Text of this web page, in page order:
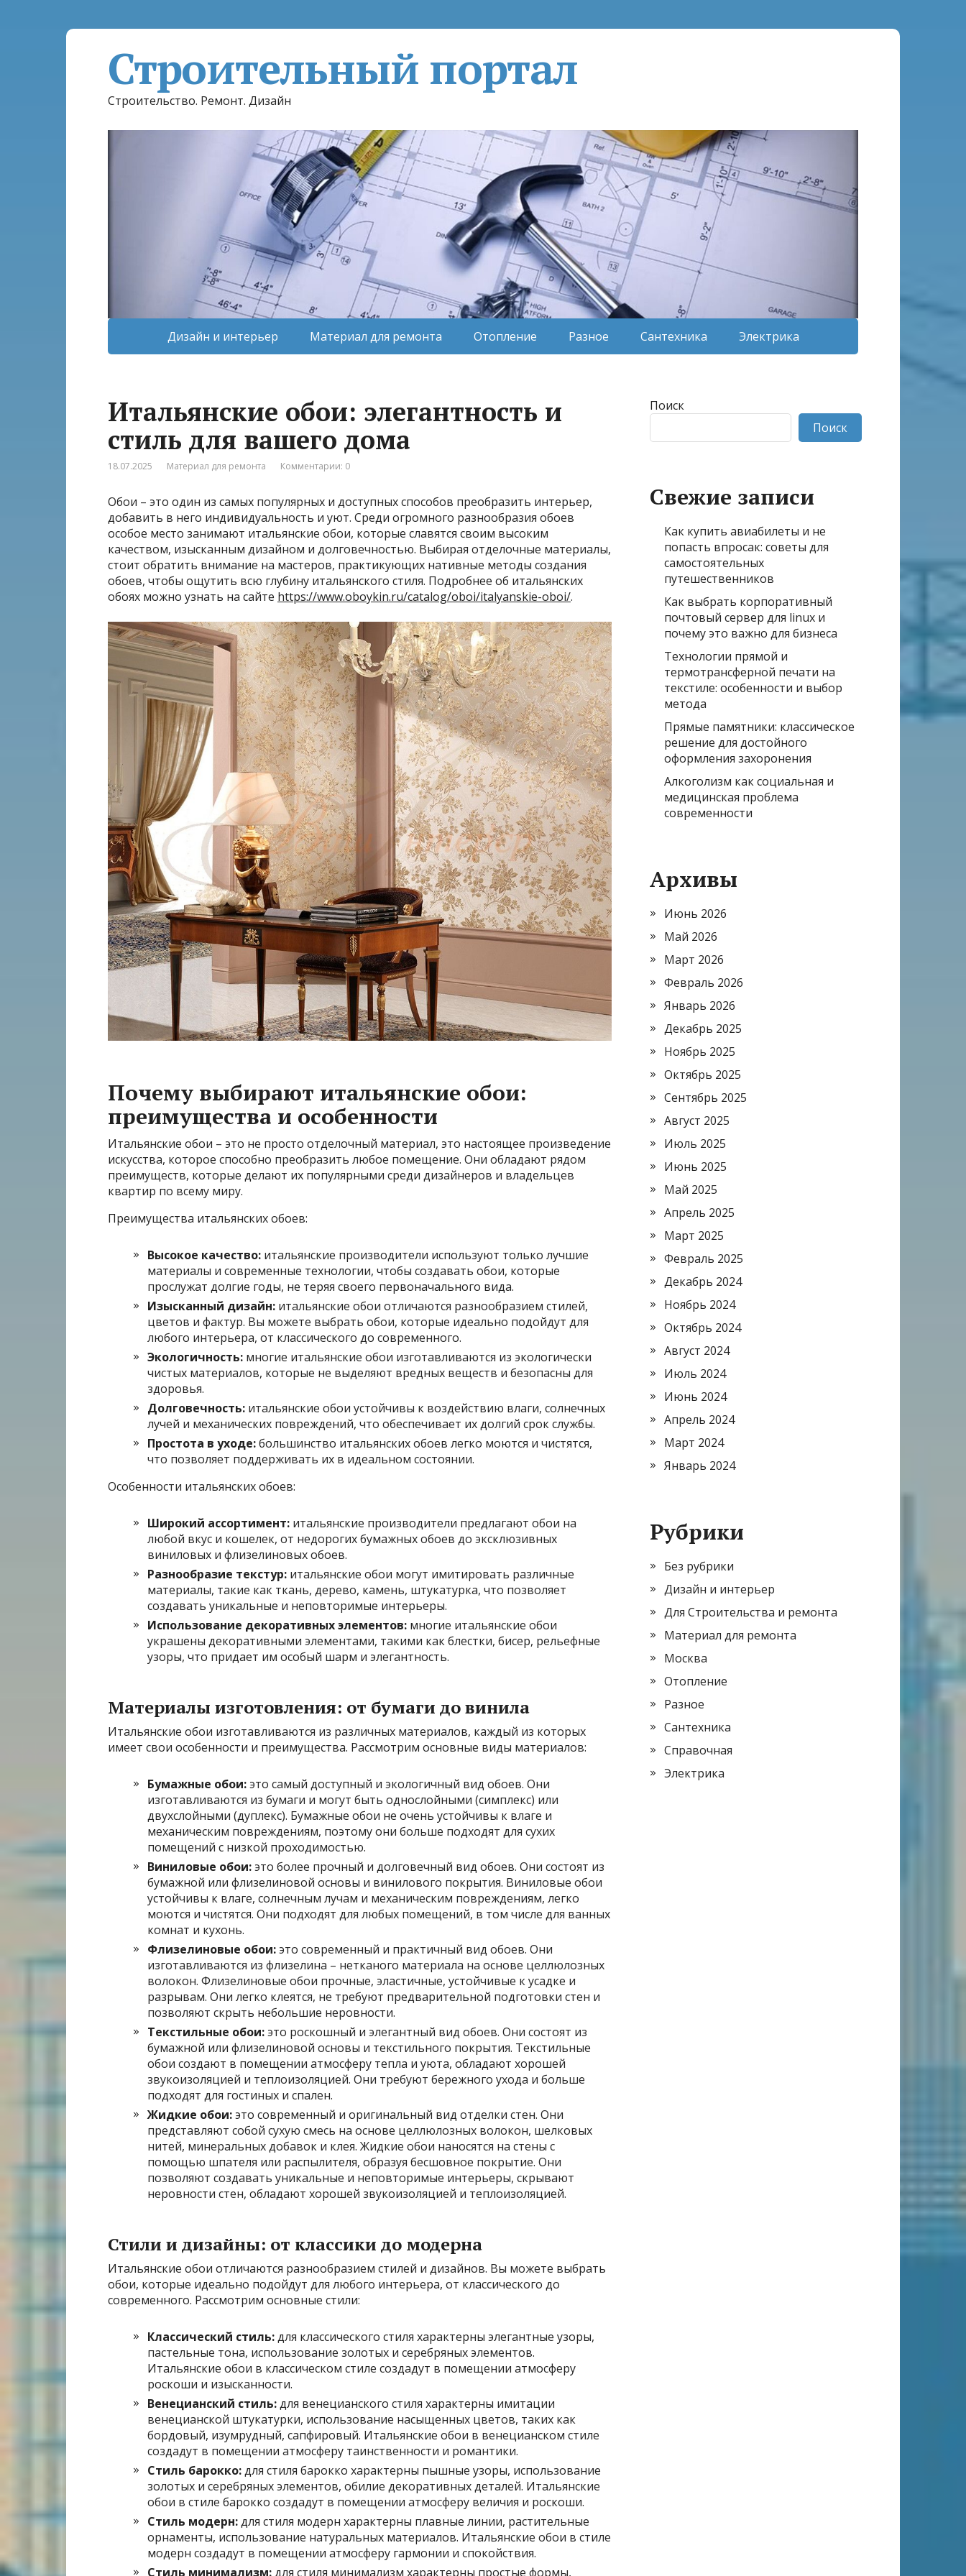
Строительный портал
Строительство. Ремонт. Дизайн
Дизайн и интерьер Материал для ремонта Отопление Разное Сантехника Электрика
Итальянские обои: элегантность и
стиль для вашего дома
18.07.2025 Материал для ремонта Комментарии: 0
Обои – это один из самых популярных и доступных способов преобразить интерьер,
добавить в него индивидуальность и уют. Среди огромного разнообразия обоев
особое место занимают итальянские обои, которые славятся своим высоким
качеством, изысканным дизайном и долговечностью. Выбирая отделочные материалы,
стоит обратить внимание на мастеров, практикующих нативные методы создания
обоев, чтобы ощутить всю глубину итальянского стиля. Подробнее об итальянских
обоях можно узнать на сайте https://www.oboykin.ru/catalog/oboi/italyanskie-oboi/.
Почему выбирают итальянские обои:
преимущества и особенности
Итальянские обои – это не просто отделочный материал, это настоящее произведение
искусства, которое способно преобразить любое помещение. Они обладают рядом
преимуществ, которые делают их популярными среди дизайнеров и владельцев
квартир по всему миру.
Преимущества итальянских обоев:
Высокое качество: итальянские производители используют только лучшие
материалы и современные технологии, чтобы создавать обои, которые
прослужат долгие годы, не теряя своего первоначального вида.
Изысканный дизайн: итальянские обои отличаются разнообразием стилей,
цветов и фактур. Вы можете выбрать обои, которые идеально подойдут для
любого интерьера, от классического до современного.
Экологичность: многие итальянские обои изготавливаются из экологически
чистых материалов, которые не выделяют вредных веществ и безопасны для
здоровья.
Долговечность: итальянские обои устойчивы к воздействию влаги, солнечных
лучей и механических повреждений, что обеспечивает их долгий срок службы.
Простота в уходе:большинство итальянских обоев легко моются и чистятся,
что позволяет поддерживать их в идеальном состоянии.
Особенности итальянских обоев:
Широкий ассортимент: итальянские производители предлагают обои на
любой вкус и кошелек, от недорогих бумажных обоев до эксклюзивных
виниловых и флизелиновых обоев.
Разнообразие текстур: итальянские обои могут имитировать различные
материалы, такие как ткань, дерево, камень, штукатурка, что позволяет
создавать уникальные и неповторимые интерьеры.
Использование декоративных элементов: многие итальянские обои
украшены декоративными элементами, такими как блестки, бисер, рельефные
узоры, что придает им особый шарм и элегантность.
Материалы изготовления: от бумаги до винила
Итальянские обои изготавливаются из различных материалов, каждый из которых
имеет свои особенности и преимущества. Рассмотрим основные виды материалов:
Бумажные обои:это самый доступный и экологичный вид обоев. Они
изготавливаются из бумаги и могут быть однослойными (симплекс) или
двухслойными (дуплекс). Бумажные обои не очень устойчивы к влаге и
механическим повреждениям, поэтому они больше подходят для сухих
помещений с низкой проходимостью.
Виниловые обои:это более прочный и долговечный вид обоев. Они состоят из
бумажной или флизелиновой основы и винилового покрытия. Виниловые обои
устойчивы к влаге, солнечным лучам и механическим повреждениям, легко
моются и чистятся. Они подходят для любых помещений, в том числе для ванных
комнат и кухонь.
Флизелиновые обои:это современный и практичный вид обоев. Они
изготавливаются из флизелина – нетканого материала на основе целлюлозных
волокон. Флизелиновые обои прочные, эластичные, устойчивые к усадке и
разрывам. Они легко клеятся, не требуют предварительной подготовки стен и
позволяют скрыть небольшие неровности.
Текстильные обои:это роскошный и элегантный вид обоев. Они состоят из
бумажной или флизелиновой основы и текстильного покрытия. Текстильные
обои создают в помещении атмосферу тепла и уюта, обладают хорошей
звукоизоляцией и теплоизоляцией. Они требуют бережного ухода и больше
подходят для гостиных и спален.
Жидкие обои:это современный и оригинальный вид отделки стен. Они
представляют собой сухую смесь на основе целлюлозных волокон, шелковых
нитей, минеральных добавок и клея. Жидкие обои наносятся на стены с
помощью шпателя или распылителя, образуя бесшовное покрытие. Они
позволяют создавать уникальные и неповторимые интерьеры, скрывают
неровности стен, обладают хорошей звукоизоляцией и теплоизоляцией.
Стили и дизайны: от классики до модерна
Итальянские обои отличаются разнообразием стилей и дизайнов. Вы можете выбрать
обои, которые идеально подойдут для любого интерьера, от классического до
современного. Рассмотрим основные стили:
Классический стиль:для классического стиля характерны элегантные узоры,
пастельные тона, использование золотых и серебряных элементов.
Итальянские обои в классическом стиле создадут в помещении атмосферу
роскоши и изысканности.
Венецианский стиль:для венецианского стиля характерны имитации
венецианской штукатурки, использование насыщенных цветов, таких как
бордовый, изумрудный, сапфировый. Итальянские обои в венецианском стиле
создадут в помещении атмосферу таинственности и романтики.
Стиль барокко:для стиля барокко характерны пышные узоры, использование
золотых и серебряных элементов, обилие декоративных деталей. Итальянские
обои в стиле барокко создадут в помещении атмосферу величия и роскоши.
Стиль модерн:для стиля модерн характерны плавные линии, растительные
орнаменты, использование натуральных материалов. Итальянские обои в стиле
модерн создадут в помещении атмосферу гармонии и спокойствия.
Стиль минимализм: для стиля минимализм характерны простые формы,
Поиск
Поиск
Свежие записи
Как купить авиабилеты и не
попасть впросак: советы для
самостоятельных
путешественников
Как выбрать корпоративный
почтовый сервер для linux и
почему это важно для бизнеса
Технологии прямой и
термотрансферной печати на
текстиле: особенности и выбор
метода
Прямые памятники: классическое
решение для достойного
оформления захоронения
Алкоголизм как социальная и
медицинская проблема
современности
Архивы
Июнь 2026
Май 2026
Март 2026
Февраль 2026
Январь 2026
Декабрь 2025
Ноябрь 2025
Октябрь 2025
Сентябрь 2025
Август 2025
Июль 2025
Июнь 2025
Май 2025
Апрель 2025
Март 2025
Февраль 2025
Декабрь 2024
Ноябрь 2024
Октябрь 2024
Август 2024
Июль 2024
Июнь 2024
Апрель 2024
Март 2024
Январь 2024
Рубрики
Без рубрики
Дизайн и интерьер
Для Строительства и ремонта
Материал для ремонта
Москва
Отопление
Разное
Сантехника
Справочная
Электрика